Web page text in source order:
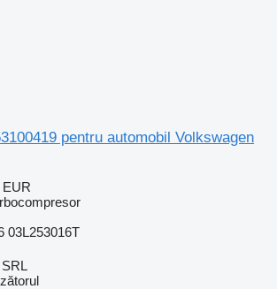
pentru automobil Volkswagen
EUR
03L253016T